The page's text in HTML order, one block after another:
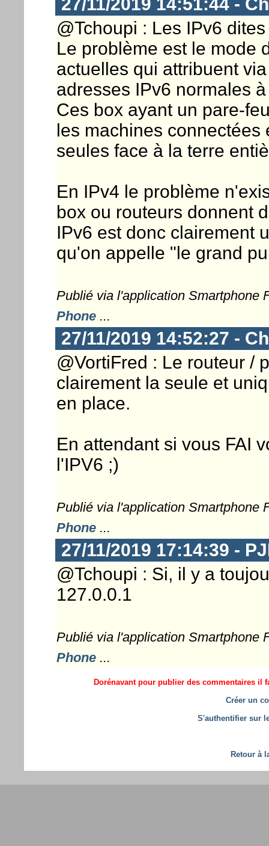
@Tchoupi : Les IPv6
Le problème est le mode
actuelles qui attribuent
adresses IPv6 normales
Ces box ayant un pare-
les machines connectées
seules face à la terre
En IPv4 le problème
box ou routeurs donnent
IPv6 est donc clairement
qu'on appelle "le grand
Publié via l'application Smartphone
Phone...
27/11/2019 14:52:27 -
@VortiFred : Le routeur /
clairement la seule et
en place.
En attendant si vous FAI
l'IPV6 ;)
Publié via l'application Smartphone
Phone...
27/11/2019 17:14:39 -
@Tchoupi : Si, il y a
127.0.0.1
Publié via l'application Smartphone
Phone...
Dorénavant pour publier des commentaires il
Créer un
S'authentifier sur
Retour à